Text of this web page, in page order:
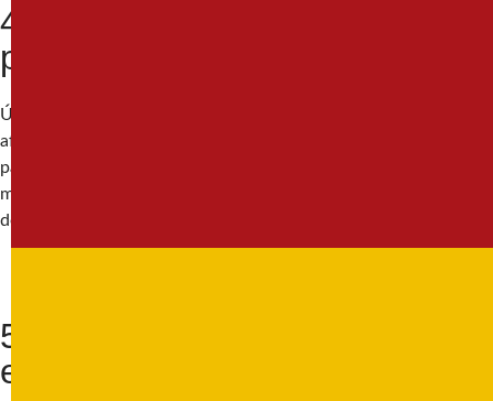
4. Haz una excursión en barco
por la Albufera
Únete a nuestra excursión a la Albufera, un parque natural a las
afueras de Valencia. Durante el recorrido, disfrutaremos de un
paseo en barco por los arrozales y la laguna. Es una experiencia
muy relajante y educativa. Una opción ideal si buscas
desconectar de la ciudad.
5. Un día por el parque Turia y
en el parque Gulliver